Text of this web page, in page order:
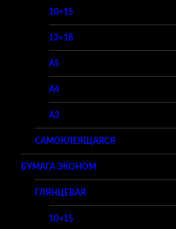
10×15
13×18
A5
A4
A3
САМОКЛЕЯЩАЯСЯ
БУМАГА ЭКОНОМ
ГЛЯНЦЕВАЯ
10×15